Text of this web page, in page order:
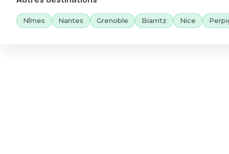
Nîmes Nantes Grenoble Biarritz Nice